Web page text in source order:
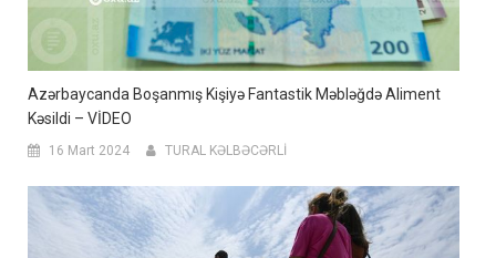
Azərbaycanda Boşanmış Kişiyə Fantastik Məbləğdə Aliment
Kəsildi – VİDEO
16 Mart 2024 TURAL KƏLBƏCƏRLİ